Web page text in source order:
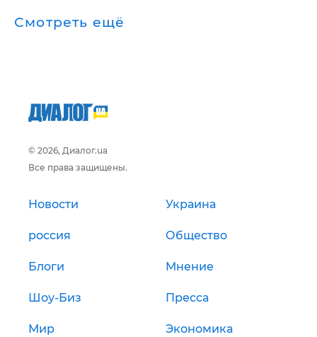
Смотреть ещё
© 2026, Диалог.ua
Все права защищены.
Новости Украина
россия Общество
Блоги Мнение
Шоу-Биз Пресса
Мир Экономика